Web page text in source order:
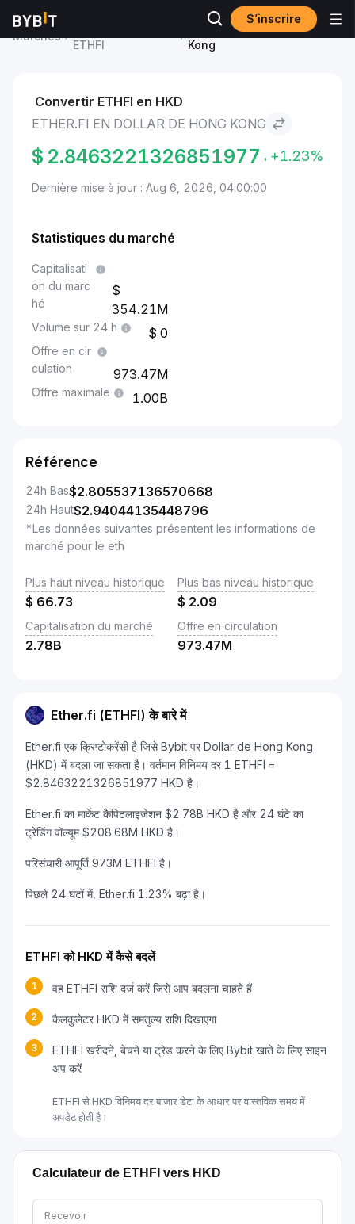
S’inscrire
Marchés
ETHFI
Ether.fi to Dollar de Hong
Kong
Convertir ETHFI en HKD
ETHER.FI EN DOLLAR DE HONG KONG
$ 2.8463221326851977 +1.23%
Dernière mise à jour : Aug 6, 2026, 04:00:00
Statistiques du marché
Capitalisati
on du marc
hé
354.21M
Volume sur 24 h 0
Offre en cir
culation
973.47M
Offre maximale 1.00B
Référence
24h Bas$2.805537136570668
24h Haut$2.94044135448796
*Les données suivantes présentent les informations de
marché pour le eth
Plus haut niveau historique
$ 66.73
Plus bas niveau historique
$ 2.09
Capitalisation du marché
2.78B
Offre en circulation
973.47M
Ether.fi (ETHFI) के बारे में
Ether.fi एक क्रिप्टोकरेंसी है जिसे Bybit पर Dollar de Hong Kong
(HKD) में बदला जा सकता है। वर्तमान विनिमय दर 1 ETHFI =
$2.8463221326851977 HKD है।
Ether.fi का मार्केट कैपिटलाइजेशन $2.78B HKD है और 24 घंटे का
ट्रेडिंग वॉल्यूम $208.68M HKD है।
परिसंचारी आपूर्ति 973M ETHFI है।
पिछले 24 घंटों में, Ether.fi 1.23% बढ़ा है।
ETHFI को HKD में कैसे बदलें
1 वह ETHFI राशि दर्ज करें जिसे आप बदलना चाहते हैं
2 कैलकुलेटर HKD में समतुल्य राशि दिखाएगा
3
ETHFI खरीदने, बेचने या ट्रेड करने के लिए Bybit खाते के लिए साइन
अप करें
ETHFI से HKD विनिमय दर बाजार डेटा के आधार पर वास्तविक समय में
अपडेट होती है।
Calculateur de ETHFI vers HKD
Recevoir